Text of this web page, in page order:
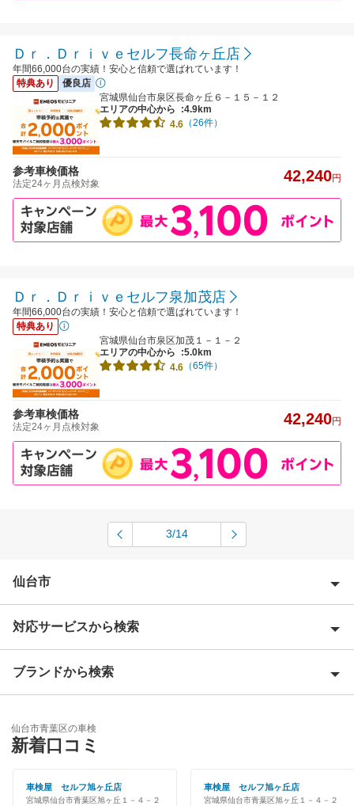
Ｄｒ．Ｄｒｉｖｅセルフ長命ヶ丘店
年間66,000台の実績！安心と信頼で選ばれています！
特典あり
優良店
宮城県仙台市泉区長命ヶ丘６－１５－１２
エリアの中心から
:4.9km
4.6 （26件）
参考車検価格
法定24ヶ月点検対象 42,240円
Ｄｒ．Ｄｒｉｖｅセルフ泉加茂店
年間66,000台の実績！安心と信頼で選ばれています！
特典あり
宮城県仙台市泉区加茂１－１－２
エリアの中心から
:5.0km
4.6 （65件）
参考車検価格
法定24ヶ月点検対象 42,240円
3/14
仙台市
仙台市泉区
仙台市宮城野区
仙台市若林区
仙台市
閉じる
対応サービスから検索
Award 受賞店
特典あり
早割りあり
ブランドから検索
オートバックス
出光リテール車検
仙台市青葉区の車検
新着口コミ
車検屋 セルフ旭ヶ丘店
宮城県仙台市青葉区旭ヶ丘１－４－２
車検屋 セルフ旭ヶ丘店
宮城県仙台市青葉区旭ヶ丘１－４－２